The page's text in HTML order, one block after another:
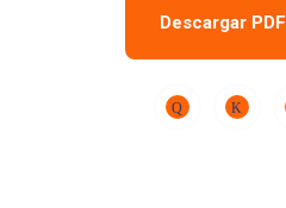
Descargar PDF